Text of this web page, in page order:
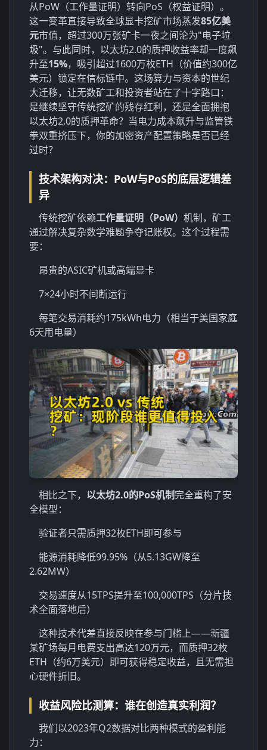
从PoW（工作量证明）转向PoS（权益证明）。
这一变革直接导致全球显卡挖矿市场蒸发85亿美
元市值，超过300万张矿卡一夜之间沦为"电子垃
圾"。与此同时，以太坊2.0的质押收益率却一度飙
升至15%，吸引超过1600万枚ETH（价值约300亿
美元）锁定在信标链中。这场算力与资本的世纪
大迁移，让无数矿工和投资者站在了十字路口：
是继续坚守传统挖矿的残存红利，还是全面拥抱
以太坊2.0的质押革命？当电力成本飙升与监管铁
拳双重挤压下，你的加密资产配置策略是否已经
过时？
技术架构对决：PoW与PoS的底层逻辑差
异
传统挖矿依赖工作量证明（PoW） 机制，矿工
通过解决复杂数学难题争夺记账权。这个过程需
要：
昂贵的ASIC矿机或高端显卡
7×24小时不间断运行
每笔交易消耗约175kWh电力（相当于美国家庭
6天用电量）
相比之下， 以太坊2.0的PoS机制完全重构了安
全模型：
验证者只需质押32枚ETH即可参与
能源消耗降低99.95%（从5.13GW降至
2.62MW）
交易速度从15TPS提升至100,000TPS（分片技
术全面落地后）
这种技术代差直接反映在参与门槛上——新疆
某矿场每月电费支出高达120万元，而质押32枚
ETH（约6万美元）即可获得稳定收益，且无需担
心硬件折旧。
收益风险比测算：谁在创造真实利润？
我们以2023年Q2数据对比两种模式的盈利能
力：